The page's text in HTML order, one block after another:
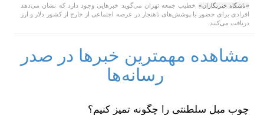
«باشگاه خبرنگاران» خطیب جمعه تهران می‌گوید خبر‌هایی وجود دارد که نشان می‌دهد
افرادی برای حضور با پوشش‌های ناهنجار در عرصه اجتماعی از خارج از کشور دلار و ارز
دریافت می‌کنند.
مشاهده مهمترین خبرها در صدر
رسانه‌ها
چوب مبل سلطنتی را چگونه تمیز کنیم؟